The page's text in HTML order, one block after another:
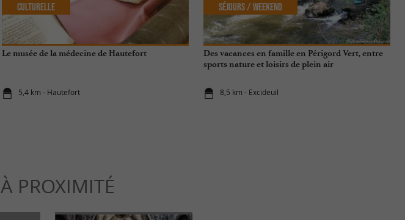
Le musée de la médecine de Hautefort
5,4 km - Hautefort
Culturelle
Des vacances en famille en Périgord Vert, entre
sports nature et loisirs de plein air
8,5 km - Excideuil
Séjours / Weekend
À PROXIMITÉ